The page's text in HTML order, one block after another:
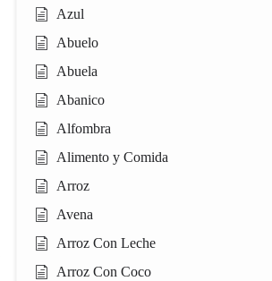
Azul
Abuelo
Abuela
Abanico
Alfombra
Alimento y Comida
Arroz
Avena
Arroz Con Leche
Arroz Con Coco